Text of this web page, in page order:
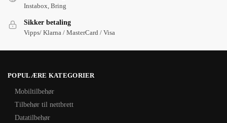
Instabox, Bring
Sikker betaling
Vipps/ Klarna / MasterCard / Visa
POPULÆRE KATEGORIER
Mobiltilbehør
Tilbehør til nettbrett
Datatilbehør